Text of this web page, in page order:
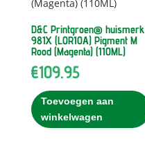
D&C Printgroen® huismerk
981X (L0R10A) Pigment M
Rood (Magenta) (110ML)
€109.95
Toevoegen aan
winkelwagen